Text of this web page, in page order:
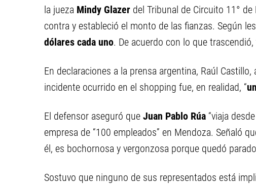
la jueza Mindy Glazer del Tribunal de Circuito 11°
contra y estableció el monto de las fianzas. Según
dólares cada uno. De acuerdo con lo que
En declaraciones a la prensa argentina, Raúl
incidente ocurrido en el shopping fue, en realidad, “
El defensor aseguró que Juan Pablo Rúa “viaja
empresa de “100 empleados” en Mendoza. Señaló
él, es bochornosa y vergonzosa porque quedó
Sostuvo que ninguno de sus representados está